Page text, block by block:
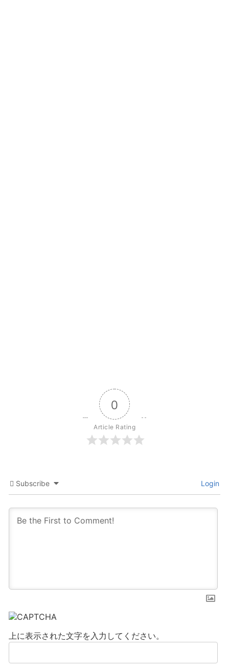
0
Article Rating
Subscribe Login
上に表示された文字を入力してください。